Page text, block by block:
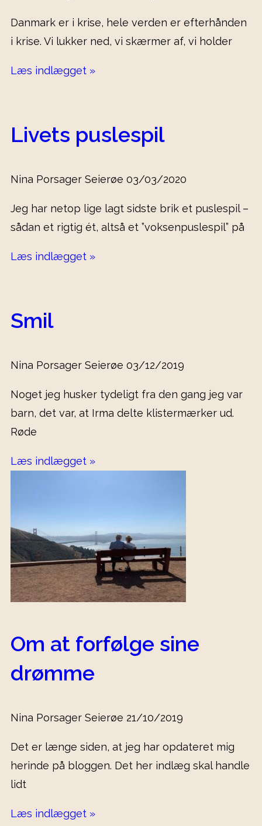
Danmark er i krise, hele verden er efterhånden
i krise. Vi lukker ned, vi skærmer af, vi holder
Læs indlægget »
Livets puslespil
Nina Porsager Seierøe 03/03/2020
Jeg har netop lige lagt sidste brik et puslespil –
sådan et rigtig ét, altså et ”voksenpuslespil” på
Læs indlægget »
Smil
Nina Porsager Seierøe 03/12/2019
Noget jeg husker tydeligt fra den gang jeg var
barn, det var, at Irma delte klistermærker ud.
Røde
Læs indlægget »
Om at forfølge sine
drømme
Nina Porsager Seierøe 21/10/2019
Det er længe siden, at jeg har opdateret mig
herinde på bloggen. Det her indlæg skal handle
lidt
Læs indlægget »